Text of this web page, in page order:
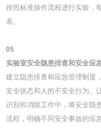
按照标准操作流程进行实验，
表。
05
实验室安全隐患排查和安全应
建立隐患排查和应急管理制度
安全状态和人的不安全行为。
识别和消除工作中，将安全隐
流程，明确不同安全事故的应